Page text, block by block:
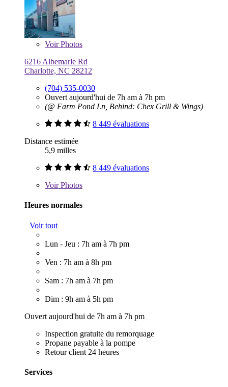
VoirPhotos
6216 Albemarle Rd
Charlotte, NC 28212
(704) 535-0030
Ouvert aujourd'hui de 7h am à 7h pm
(@ Farm Pond Ln, Behind: Chex Grill & Wings)
8 449 évaluations
Distance estimée
5,9 milles
8 449 évaluations
VoirPhotos
Heures normales
Voir tout
Lun - Jeu : 7h am à 7h pm
Ven : 7h am à 8h pm
Sam : 7h am à 7h pm
Dim : 9h am à 5h pm
Ouvert aujourd'hui de 7h am à 7h pm
Inspection gratuite du remorquage
Propane payable à la pompe
Retour client 24 heures
Services